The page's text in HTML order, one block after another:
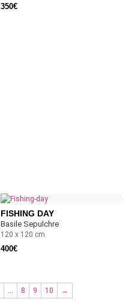
350€
FISHING DAY
Basile Sepulchre
120 x 120 cm
400€
… 8 9 10 →